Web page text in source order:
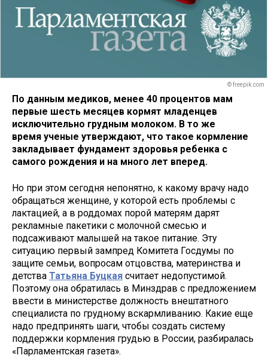
© freepik.com
По данным медиков, менее 40 процентов мам
первые шесть месяцев кормят младенцев
исключительно грудным молоком. В то же
время ученые утверждают, что такое кормление
закладывает фундамент здоровья ребенка с
самого рождения и на много лет вперед.
Но при этом сегодня непонятно, к какому врачу надо
обращаться женщине, у которой есть проблемы с
лактацией, а в роддомах порой матерям дарят
рекламные пакетики с молочной смесью и
подсаживают малышей на такое питание. Эту
ситуацию первый зампред Комитета Госдумы по
защите семьи, вопросам отцовства, материнства и
детства Татьяна Буцкая считает недопустимой.
Поэтому она обратилась в Минздрав с предложением
ввести в министерстве должность внештатного
специалиста по грудному вскармливанию. Какие еще
надо предпринять шаги, чтобы создать систему
поддержки кормления грудью в России, разбиралась
«Парламентская газета».